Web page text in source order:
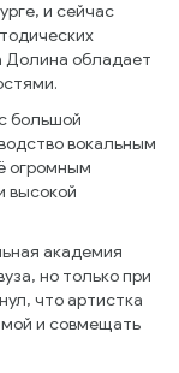
и сейчас
Долина обладает
большой
вокальным
огромным
высокой
академия
но только при
что артистка
и совмещать